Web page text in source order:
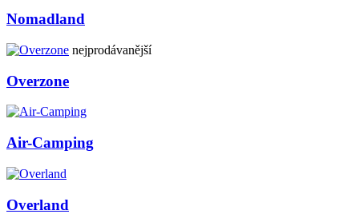
Nomadland
nejprodávanější
Overzone
Air-Camping
Overland